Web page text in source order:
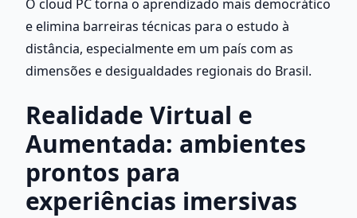
O cloud PC torna o aprendizado mais democrático
e elimina barreiras técnicas para o estudo à
distância, especialmente em um país com as
dimensões e desigualdades regionais do Brasil.
Realidade Virtual e
Aumentada: ambientes
prontos para
experiências imersivas